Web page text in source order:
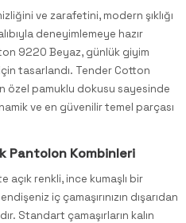
ve zarafetini, modern şıklığı
deneyimlemeye hazır
9220 Beyaz, günlük giyim
tasarlandı. Tender Cotton
özel pamuklu dokusu sayesinde
ve en güvenilir temel parçası
Pantolon Kombinleri
açık renkli, ince kumaşlı bir
iç çamaşırınızın dışarıdan
Standart çamaşırların kalın